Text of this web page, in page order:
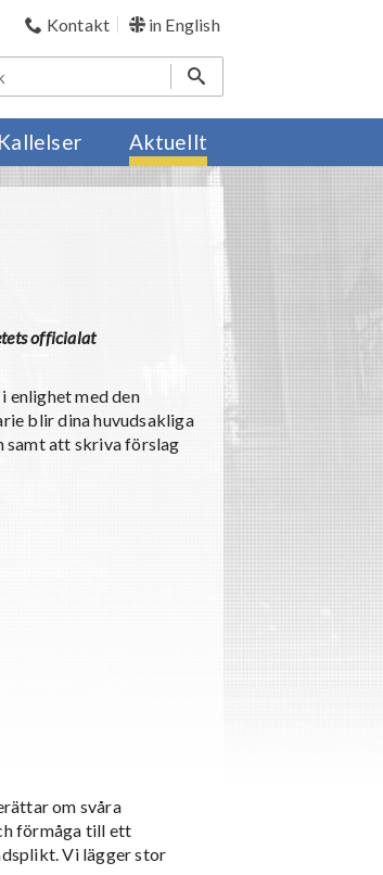
Kontakt in English
Kallelser Aktuellt
officialat
med den
blir dina huvudsakliga
samt att skriva förslag
om svåra
förmåga till ett
Vi lägger stor